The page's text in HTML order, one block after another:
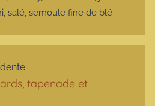
, salé, semoule fine de blé
tapenade et